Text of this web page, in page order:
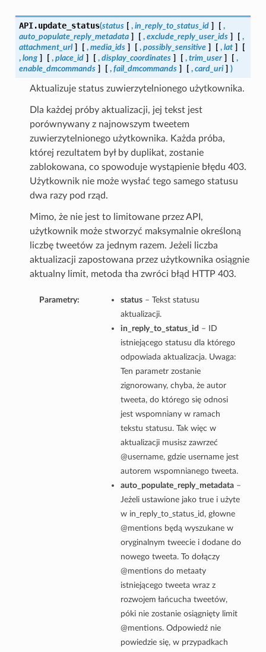
API.update_status(status [ , in_reply_to_status_id ] [ ,
auto_populate_reply_metadata ] [ , exclude_reply_user_ids ] [ ,
attachment_url ] [ , media_ids ] [ , possibly_sensitive ] [ , lat ]
[
, long ] [ , place_id ] [ , display_coordinates ] [ , trim_user ] [ ,
enable_dmcommands ] [ , fail_dmcommands ] [ , card_uri ] )
Aktualizuje status zuwierzytelnionego użytkownika.
Dla każdej próby aktualizacji, jej tekst jest
porównywany z najnowszym tweetem
zuwierzytelnionego użytkownika. Każda próba,
której rezultatem był by duplikat, zostanie
zablokowana, co spowoduje wystąpienie błędu 403.
Użytkownik nie może wysłać tego samego statusu
dwa razy pod rząd.
Mimo, że nie jest to limitowane przez API,
użytkownik może stworzyć maksymalnie określoną
liczbę tweetów za jednym razem. Jeżeli liczba
aktualizacji zapostowana przez użytkownika osiągnie
aktualny limit, metoda tha zwróci błąd HTTP 403.
Parametry: status– Tekst statusu
aktualizacji.
in_reply_to_status_id – ID
istniejącego statusu dla którego
odpowiada aktualizacja. Uwaga:
Ten parametr zostanie
zignorowany, chyba, że autor
tweeta, do którego się odnosi
jest wspomniany w ramach
tekstu statusu. Tak więc w
aktualizacji musisz zawrzeć
@username, gdzie username jest
autorem wspomnianego tweeta.
auto_populate_reply_metadata–
Jeżeli ustawione jako true i użyte
w in_reply_to_status_id, głowne
@mentions będą wyszukane w
oryginalnym tweecie i dodane do
nowego tweeta. To dołączy
@mentions do metaaty
istniejącego tweeta wraz z
rozwojem łańcucha tweetów,
póki nie zostanie osiągnięty limit
@mentions. Odpowiedź nie
powiedzie się, w przypadkach